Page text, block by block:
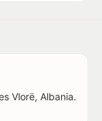
Vlorë, Albania.